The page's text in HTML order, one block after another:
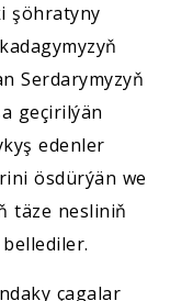
şöhratyny
Serdarymyzyň
geçirilýän
edenler
ösdürýän we
täze nesliniň
çagalar